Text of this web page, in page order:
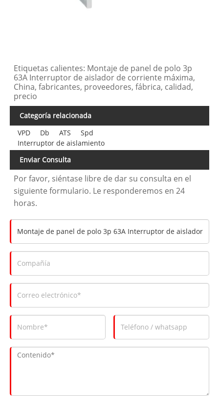
Etiquetas calientes: Montaje de panel de polo 3p
63A Interruptor de aislador de corriente máxima,
China, fabricantes, proveedores, fábrica, calidad,
precio
Categoría relacionada
VPD
Db ATS
Spd
Interruptor de aislamiento
Enviar Consulta
Por favor, siéntase libre de dar su consulta en el
siguiente formulario. Le responderemos en 24
horas.